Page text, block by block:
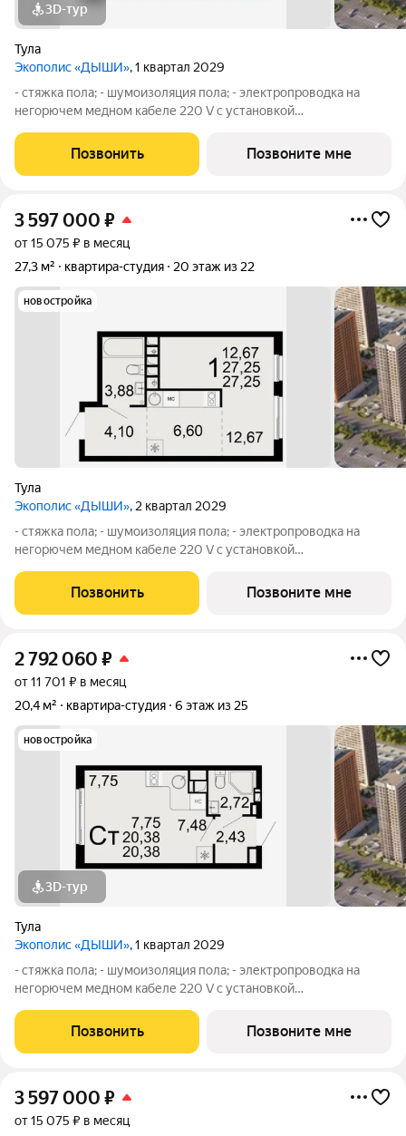
3D-тур
Тула
Экополис «ДЫШИ», 1 квартал 2029
- стяжка пола; - шумоизоляция пола; - электропроводка на
негорючем медном кабеле 220 V с установкой
лестничной площадке и распределительного щита в квартире,
с разводкой по квартире с установкой
Позвонить Позвоните мне
3 597 000 ₽
от 15 075 ₽ в месяц
27,3 м²
квартира-студия 20 этаж из 22
новостройка
Тула
Экополис «ДЫШИ», 2 квартал 2029
- стяжка пола; - шумоизоляция пола; - электропроводка на
негорючем медном кабеле 220 V с установкой
лестничной площадке и распределительного щита в квартире,
с разводкой по квартире согласно
Позвонить Позвоните мне
2 792 060 ₽
от 11 701 ₽ в месяц
20,4 м²
квартира-студия 6 этаж из 25
новостройка
3D-тур
Тула
Экополис «ДЫШИ», 1 квартал 2029
- стяжка пола; - шумоизоляция пола; - электропроводка на
негорючем медном кабеле 220 V с установкой
лестничной площадке и распределительного щита в квартире,
с разводкой по квартире с установкой
Позвонить Позвоните мне
3 597 000 ₽
от 15 075 ₽ в месяц